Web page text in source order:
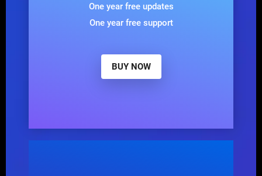
One year free updates
One year free support
BUY NOW